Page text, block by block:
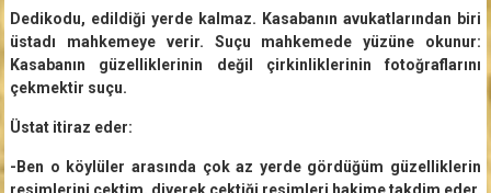
Dedikodu, edildiği yerde kalmaz. Kasabanın avukatlarından biri
üstadı mahkemeye verir. Suçu mahkemede yüzüne okunur:
Kasabanın güzelliklerinin değil çirkinliklerinin fotoğraflarını
çekmektir suçu.
Üstat itiraz eder:
-Ben o köylüler arasında çok az yerde gördüğüm güzelliklerin